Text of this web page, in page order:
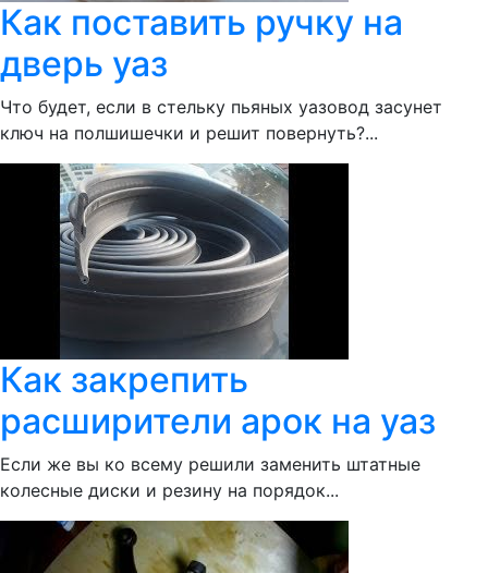
Как поставить ручку на
дверь уаз
Что будет, если в стельку пьяных уазовод засунет
ключ на полшишечки и решит повернуть?...
Как закрепить
расширители арок на уаз
Если же вы ко всему решили заменить штатные
колесные диски и резину на порядок...